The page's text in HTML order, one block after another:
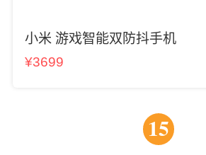
小米 游戏智能双防抖手机
¥3699
15